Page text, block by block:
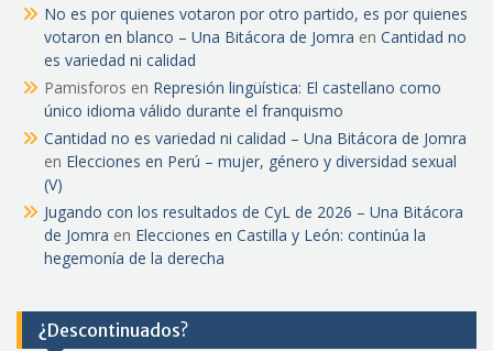
No es por quienes votaron por otro partido, es por quienes
votaron en blanco – Una Bitácora de Jomra en Cantidad no
es variedad ni calidad
Pamisforos en Represión lingüística: El castellano como
único idioma válido durante el franquismo
Cantidad no es variedad ni calidad – Una Bitácora de Jomra
en Elecciones en Perú – mujer, género y diversidad sexual
(V)
Jugando con los resultados de CyL de 2026 – Una Bitácora
de Jomra en Elecciones en Castilla y León: continúa la
hegemonía de la derecha
¿Descontinuados?